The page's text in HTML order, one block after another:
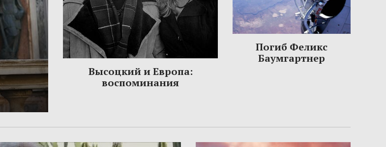
Высоцкий и Европа:
воспоминания
Погиб Феликс
Баумгартнер